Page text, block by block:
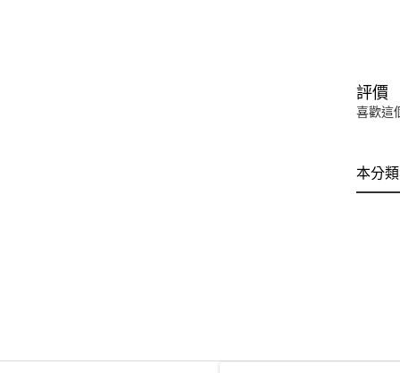
評價
喜歡這
本分